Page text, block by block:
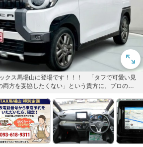
クス馬場山に登場です！！！ 「タフで可愛い見
方を妥協したくない」という貴方に、プロの私